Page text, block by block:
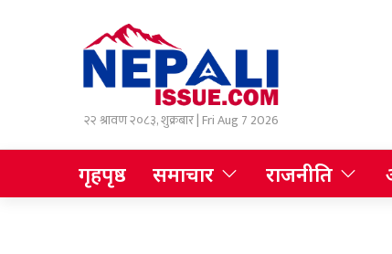
२२ श्रावण २०८३, शुक्रबार | Fri Aug 7 2026
गृहपृष्ठ समाचार राजनीति